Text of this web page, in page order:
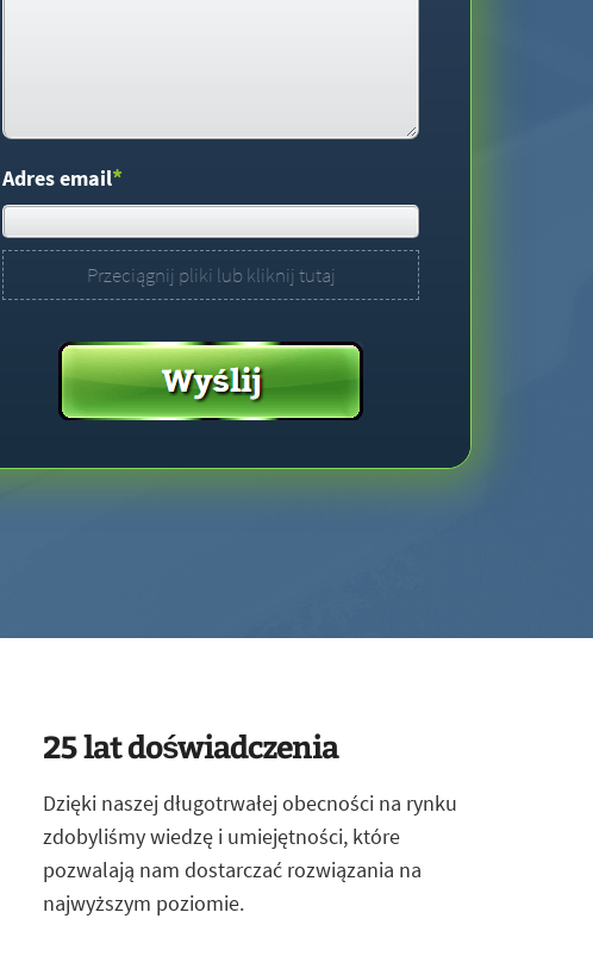
Adres email*
Przeciągnij pliki lub kliknij tutaj
25 lat doświadczenia
Dzięki naszej długotrwałej obecności na rynku
zdobyliśmy wiedzę i umiejętności, które
pozwalają nam dostarczać rozwiązania na
najwyższym poziomie.